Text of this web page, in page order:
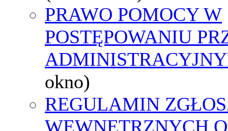
PRAWO POMOCY W
POSTĘPOWANIU
okno)
REGULAMIN
WEWNĘTRZNYCH